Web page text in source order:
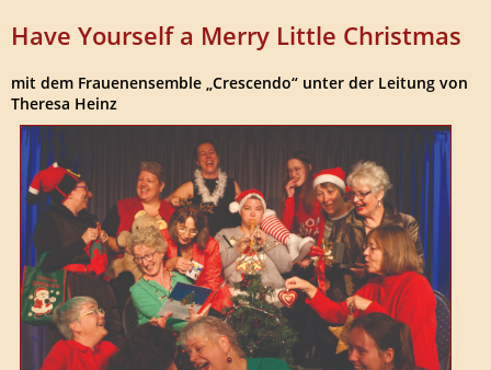
Have Yourself a Merry Little Christmas
mit dem Frauenensemble „Crescendo“ unter der Leitung von
Theresa Heinz